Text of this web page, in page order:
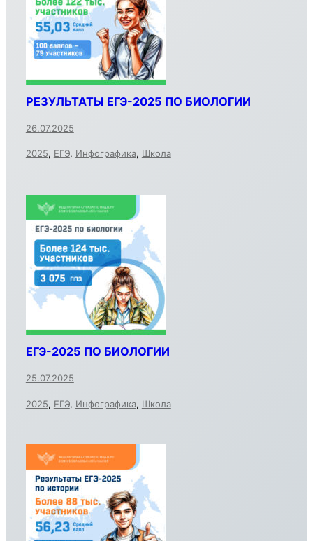
РЕЗУЛЬТАТЫ ЕГЭ-2025 ПО БИОЛОГИИ
26.07.2025
2025, ЕГЭ, Инфографика, Школа
ЕГЭ-2025 ПО БИОЛОГИИ
25.07.2025
2025, ЕГЭ, Инфографика, Школа